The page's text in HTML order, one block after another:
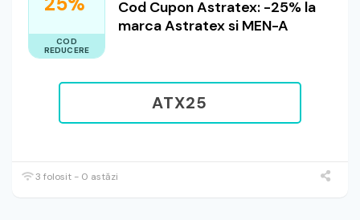
COD
REDUCERE
Cod Cupon Astratex: -25% la
marca Astratex si MEN-A
ATX25
3 folosit - 0 astăzi